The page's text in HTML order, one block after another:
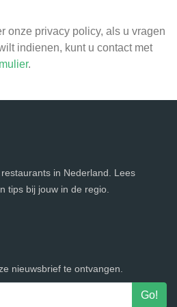
onze privacy policy, als u vragen
indienen, kunt u contact met
.
in Nederland. Lees
tips bij jouw in de regio.
nieuwsbrief te ontvangen.